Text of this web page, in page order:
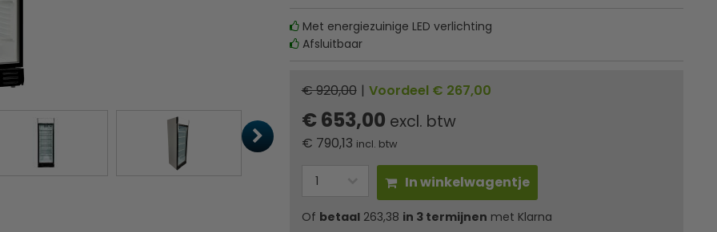
Met energiezuinige LED verlichting
Afsluitbaar
€ 920,00 | Voordeel € 267,00
€ 653,00 excl. btw
€ 790,13 incl. btw
In winkelwagentje
Of betaal263,38 in 3 termijnen met Klarna